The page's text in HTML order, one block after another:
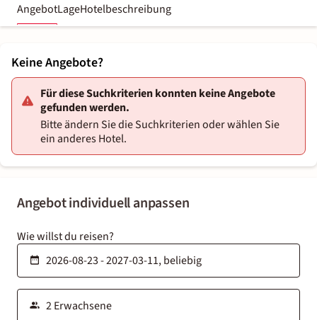
AngebotLageHotelbeschreibung
Angebot individuell anpassen
Wie willst du reisen?
Keine Angebote?
Für diese Suchkriterien konnten keine Angebote
gefunden werden.
Bitte ändern Sie die Suchkriterien oder wählen Sie
ein anderes Hotel.